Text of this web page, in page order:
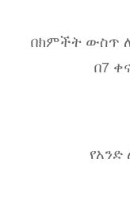
በክምችት ውስጥ
በ7
የአንድ